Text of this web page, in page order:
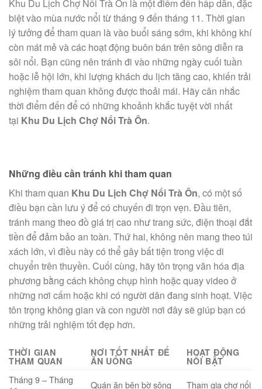
Khu Du Lịch Chợ Nổi Trà Ôn là một điểm đến hấp dẫn, đặc
biệt vào mùa nước nổi từ tháng 9 đến tháng 11. Thời gian
lý tưởng để tham quan là vào buổi sáng sớm, khi không khí
còn mát mẻ và các hoạt động buôn bán trên sông diễn ra
sôi nổi. Bạn cũng nên tránh đi vào những ngày cuối tuần
hoặc lễ hội lớn, khi lượng khách du lịch tăng cao, khiến trải
nghiệm tham quan không được thoải mái. Hãy cân nhắc
thời điểm đến để có những khoảnh khắc tuyệt vời nhất
tại Khu Du Lịch Chợ Nổi Trà Ôn.
Những điều cần tránh khi tham quan
Khi tham quan Khu Du Lịch Chợ Nổi Trà Ôn, có một số
điều bạn cần lưu ý để có chuyến đi trọn vẹn. Đầu tiên,
tránh mang theo đồ giá trị cao như trang sức, điện thoại đắt
tiền để đảm bảo an toàn. Thứ hai, không nên mang theo túi
xách lớn, vì điều này có thể gây bất tiện trong việc di
chuyển trên thuyền. Cuối cùng, hãy tôn trọng văn hóa địa
phương bằng cách không chụp hình hoặc quay video ở
những nơi cấm hoặc khi có người dân đang sinh hoạt. Việc
tôn trọng không gian và con người nơi đây sẽ giúp bạn có
những trải nghiệm tốt đẹp hơn.
THỜI GIAN
THAM QUAN
NƠI TỐT NHẤT ĐỂ
ĂN UỐNG
HOẠT ĐỘNG
NỔI BẬT
Tháng 9 – Tháng
Quán ăn bên bờ sông
Tham gia chợ nổi